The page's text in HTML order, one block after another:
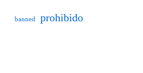
banned prohibido